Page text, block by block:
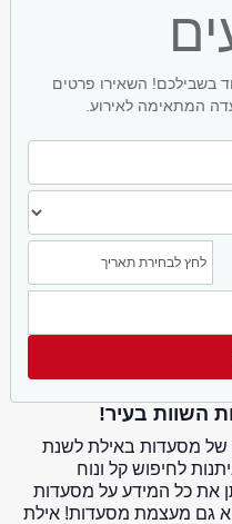
בשבילכם! השאירו פרטים
המתאימה לאירוע.
השוות בעיר!
מסעדות באילת לשנת
הניתנות לחיפוש קל ונוח
את כל המידע על מסעדות
גם מעצמת מסעדות! אילת